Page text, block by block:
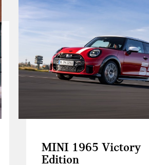
MINI 1965 Victory
Edition